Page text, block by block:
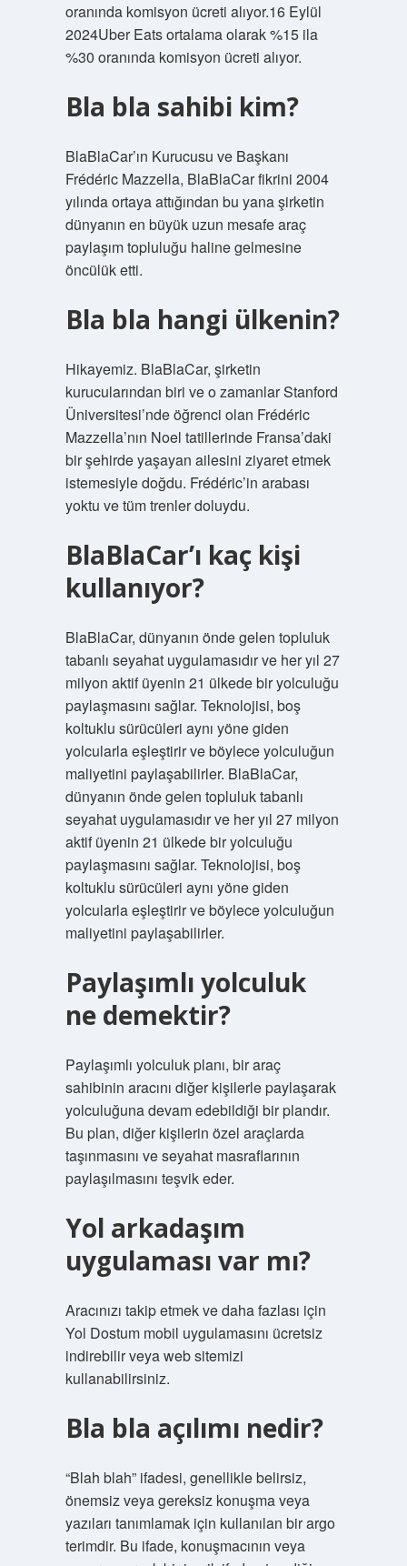
oranında komisyon ücreti alıyor.16 Eylül
2024Uber Eats ortalama olarak %15 ila
%30 oranında komisyon ücreti alıyor.
Bla bla sahibi kim?
BlaBlaCar’ın Kurucusu ve Başkanı
Frédéric Mazzella, BlaBlaCar fikrini 2004
yılında ortaya attığından bu yana şirketin
dünyanın en büyük uzun mesafe araç
paylaşım topluluğu haline gelmesine
öncülük etti.
Bla bla hangi ülkenin?
Hikayemiz. BlaBlaCar, şirketin
kurucularından biri ve o zamanlar Stanford
Üniversitesi’nde öğrenci olan Frédéric
Mazzella’nın Noel tatillerinde Fransa’daki
bir şehirde yaşayan ailesini ziyaret etmek
istemesiyle doğdu. Frédéric’in arabası
yoktu ve tüm trenler doluydu.
BlaBlaCar’ı kaç kişi
kullanıyor?
BlaBlaCar, dünyanın önde gelen topluluk
tabanlı seyahat uygulamasıdır ve her yıl 27
milyon aktif üyenin 21 ülkede bir yolculuğu
paylaşmasını sağlar. Teknolojisi, boş
koltuklu sürücüleri aynı yöne giden
yolcularla eşleştirir ve böylece yolculuğun
maliyetini paylaşabilirler. BlaBlaCar,
dünyanın önde gelen topluluk tabanlı
seyahat uygulamasıdır ve her yıl 27 milyon
aktif üyenin 21 ülkede bir yolculuğu
paylaşmasını sağlar. Teknolojisi, boş
koltuklu sürücüleri aynı yöne giden
yolcularla eşleştirir ve böylece yolculuğun
maliyetini paylaşabilirler.
Paylaşımlı yolculuk
ne demektir?
Paylaşımlı yolculuk planı, bir araç
sahibinin aracını diğer kişilerle paylaşarak
yolculuğuna devam edebildiği bir plandır.
Bu plan, diğer kişilerin özel araçlarda
taşınmasını ve seyahat masraflarının
paylaşılmasını teşvik eder.
Yol arkadaşım
uygulaması var mı?
Aracınızı takip etmek ve daha fazlası için
Yol Dostum mobil uygulamasını ücretsiz
indirebilir veya web sitemizi
kullanabilirsiniz.
Bla bla açılımı nedir?
“Blah blah” ifadesi, genellikle belirsiz,
önemsiz veya gereksiz konuşma veya
yazıları tanımlamak için kullanılan bir argo
terimdir. Bu ifade, konuşmacının veya